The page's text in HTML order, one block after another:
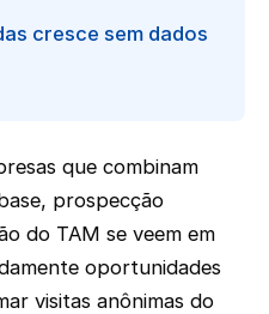
cresce sem dados
que combinam
prospecção
do TAM se veem em
oportunidades
visitas anônimas do